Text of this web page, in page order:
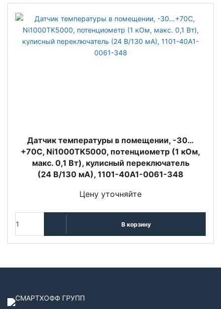
Датчик температуры в помещении, -30…
+70C, Ni1000TK5000, потенциометр (1 кОм,
макс. 0,1 Вт), кулисный переключатель
(24 В/130 мА), 1101-40A1-0061-348
Цену уточняйте
В корзину